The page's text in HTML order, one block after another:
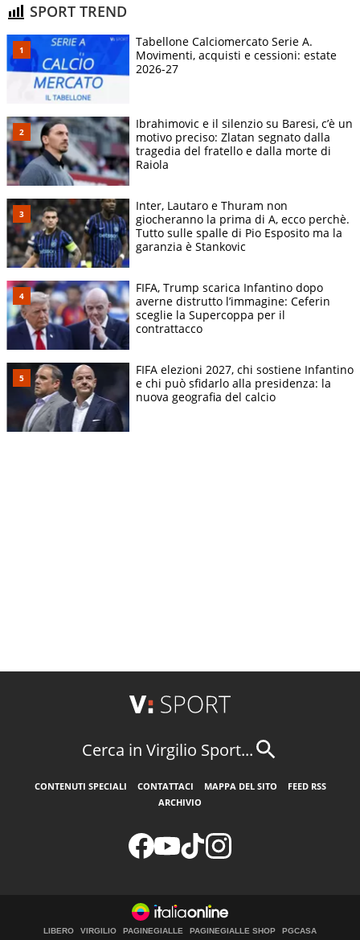
SPORT TREND
Tabellone Calciomercato Serie A.
Movimenti, acquisti e cessioni: estate
2026-27
Ibrahimovic e il silenzio su Baresi, c’è un
motivo preciso: Zlatan segnato dalla
tragedia del fratello e dalla morte di
Raiola
Inter, Lautaro e Thuram non
giocheranno la prima di A, ecco perchè.
Tutto sulle spalle di Pio Esposito ma la
garanzia è Stankovic
FIFA, Trump scarica Infantino dopo
averne distrutto l’immagine: Ceferin
sceglie la Supercoppa per il
contrattacco
FIFA elezioni 2027, chi sostiene Infantino
e chi può sfidarlo alla presidenza: la
nuova geografia del calcio
Cerca in Virgilio Sport...
CONTENUTI SPECIALI CONTATTACI MAPPA DEL SITO
FEED RSS
ARCHIVIO
LIBERO VIRGILIO PAGINEGIALLE PAGINEGIALLE SHOP PGCASA